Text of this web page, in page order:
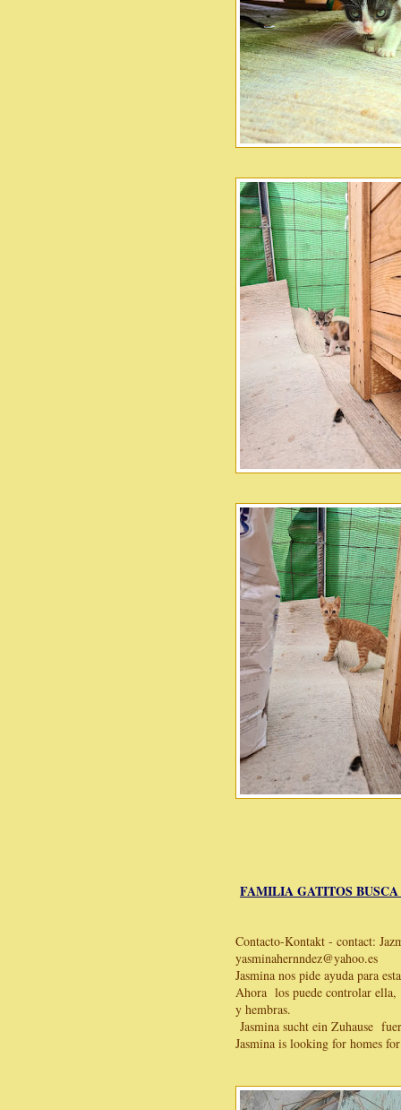
FAMILIA GATITOS
Contacto-Kontakt - contact:
yasminahernndez@yahoo.es
Jasmina nos pide ayuda para
Ahora los puede controlar ella,
y hembras.
Jasmina sucht ein Zuhause
Jasmina is looking for homes